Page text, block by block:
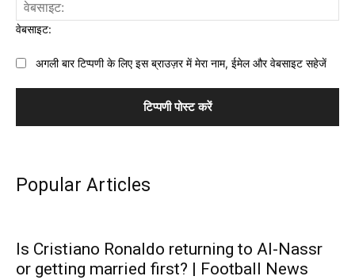
वेबसाइट:
अगली बार टिप्पणी के लिए इस ब्राउज़र में मेरा नाम, ईमेल और वेबसाइट सहेजें
Popular Articles
Is Cristiano Ronaldo returning to Al-Nassr
or getting married first? | Football News